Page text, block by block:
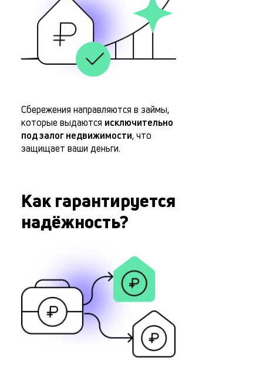
Сбережения направляются в займы,
которые выдаются исключительно
под залог недвижимости, что
защищает ваши деньги.
Как гарантируется
надёжность?